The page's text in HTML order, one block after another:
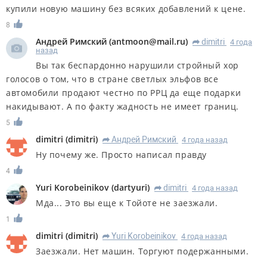
купили новую машину без всяких добавлений к цене.
8
Андрей Римский (antmoon@mail.ru) R dimitri 4 года
назад
Вы так беспардонно нарушили стройный хор
голосов о том, что в стране светлых эльфов все
автомобили продают честно по РРЦ да еще подарки
накидывают. А по факту жадность не имеет границ.
5
dimitri (dimitri) R Андрей Римский 4 года назад
Ну почему же. Просто написал правду
4
Yuri Korobeinikov (dartyuri) R dimitri 4 года назад
Мда... Это вы еще к Тойоте не заезжали.
1
dimitri (dimitri) R Yuri Korobeinikov 4 года назад
Заезжали. Нет машин. Торгуют подержанными.